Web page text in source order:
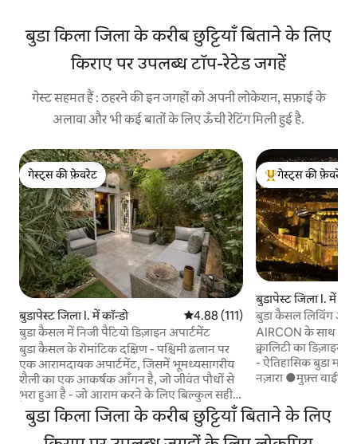
बुडा किला जिला के करीब छुट्टियाँ बिताने के लिए
किराए पर उपलब्ध टॉप-रेटेड जगहें
गेस्ट सहमत हैं : ठहरने की इन जगहों को अपनी लोकेशन, सफ़ाई के
अलावा और भी कई बातों के लिए ऊँची रेटिंग मिली हुई है.
गेस्ट्स की फ़ेवरेट
गेस्ट्स की फ़ेवरेट
बुडापेस्ट जिला I. में कॉन्डो औसत रेटिंग 5 में से 4.88, 111 समीक्षाएँ
4.88 (111)
बुडा कैसल में निजी पैटियो डिज़ाइन अपार्टमेंट
बुडा कैसल के रोमांटिक दक्षिण - पश्चिमी ढलान पर
एक आरामदायक अपार्टमेंट, जिसमें भूमध्यसागरीय
शैली का एक आकर्षक आँगन है, जो जीवंत पौधों से
भरा हुआ है - जो आराम करने के लिए बिल्कुल सही
है। बुडापेस्ट के केंद्र में स्थित, जीवंत कीट से बस 10
मिनट की दूरी पर, यह डेन्यूब और मछुआरों के गढ़
जैसे प्रतिष्ठित स्थलों के करीब है, फिर भी एक
गेस्ट्स का टॉप फ़ेवरेट
गेस्ट्स की फ़ेवरेट
बुडापेस्ट जिला I. में
बुडा कैसल लिविंग
AIRCON के साथ
क्वालिटी का
- ऐतिहासिक बुडा
नज़ारा ●मुफ़्त
बुडापेस्ट के सबसे
●पूरी तरह से
के असली निवासी की
बुडा किला जिला के करीब छुट्टियाँ बिताने के लिए